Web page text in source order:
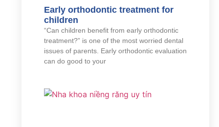
Early orthodontic treatment for
children
“Can children benefit from early orthodontic
treatment?” is one of the most worried dental
issues of parents. Early orthodontic evaluation
can do good to your